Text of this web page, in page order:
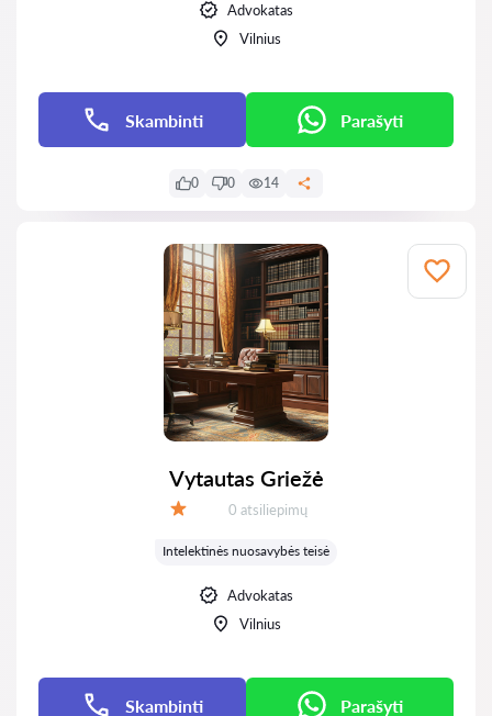
Advokatas
Vilnius
Skambinti Parašyti
0 0 14
Vytautas Griežė
Atsiliepimų:
0 atsiliepimų
Intelektinės nuosavybės teisė
Advokatas
Vilnius
Skambinti Parašyti